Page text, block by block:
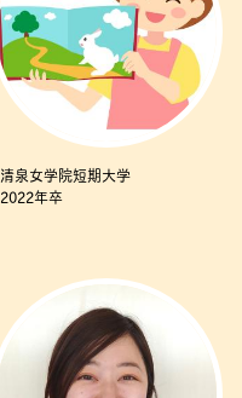
清泉女学院短期大学
2022年卒